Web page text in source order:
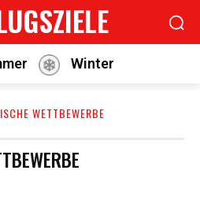
Winter
WETTBEWERBE